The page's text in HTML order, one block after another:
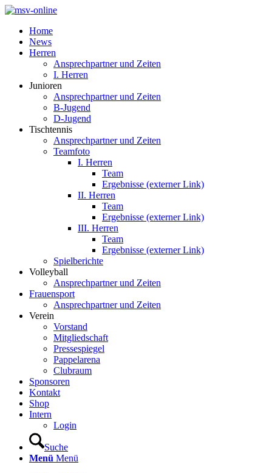
Home
News
Herren
Ansprechpartner und Zeiten
I. Herren
Junioren
Ansprechpartner und Zeiten
B-Jugend
D-Jugend
Tischtennis
Ansprechpartner und Zeiten
Teamfoto
I. Herren
Team
Ergebnisse (externer Link)
II. Herren
Team
Ergebnisse (externer Link)
III. Herren
Team
Ergebnisse (externer Link)
Spielberichte
Volleyball
Ansprechpartner und Zeiten
Frauensport
Ansprechpartner und Zeiten
Verein
Vorstand
Mitgliedschaft
Pressespiegel
Pappelarena
Clubraum
Sponsoren
Kontakt
Shop
Intern
Login
Suche
Menü Menü